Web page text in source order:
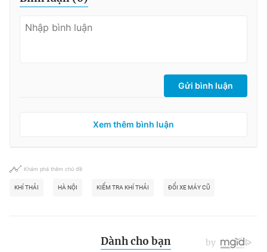
Gửi bình luận
Xem thêm bình luận
Khám phá thêm chủ đề
KHÍ THẢI HÀ NỘI KIỂM TRA KHÍ THẢI ĐỔI XE MÁY CŨ